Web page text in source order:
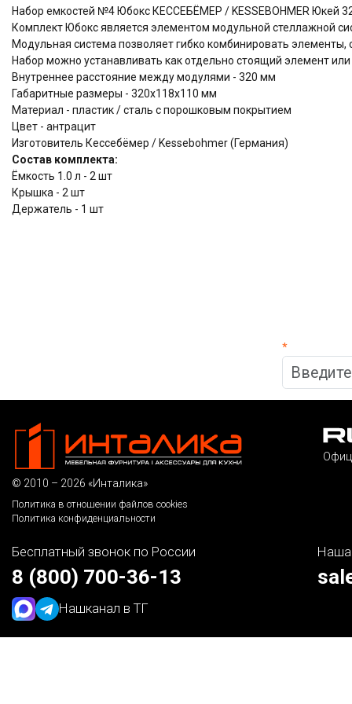
Набор емкостей №4 Юбокс КЕССЕБЁМЕР / KESSEBOHMER Юкей
Комплект Юбокс является элементом модульной стеллажной
Модульная система позволяет гибко комбинировать
Набор можно устанавливать как отдельно стоящий элемент или
Внутреннее расстояние между модулями - 320 мм
Габаритные размеры - 320х118х110 мм
Материал - пластик / сталь с порошковым покрытием
Цвет - антрацит
Изготовитель Кессебёмер / Kessebohmer (Германия)
Состав комплекта:
Ёмкость 1.0 л - 2 шт
Крышка - 2 шт
Держатель - 1 шт
*
© 2010 – 2026 «Инталика»
Политика в отношении файлов cookies
Политика конфиденциальности
Бесплатный звонок по России
8 (800) 700-36-13
Нашканал в ТГ
Наша